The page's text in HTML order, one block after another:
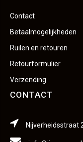
Contact
Betaalmogelijkheden
Ruilen en retouren
Retourformulier
Verzending
CONTACT
Nijverheidsstraat